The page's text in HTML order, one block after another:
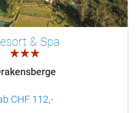
& Spa
3.0
CHF 112,-